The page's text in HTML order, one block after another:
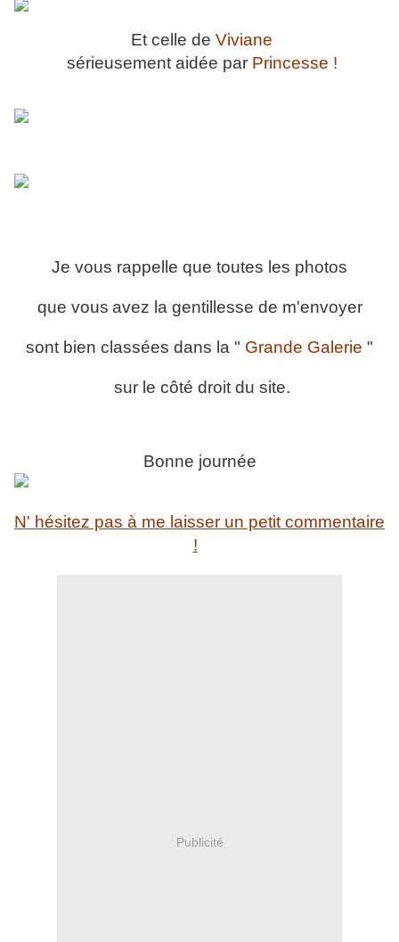
Et celle de Viviane
sérieusement aidée par Princesse !
Je vous rappelle que toutes les photos
que vous avez la gentillesse de m'envoyer
sont bien classées dans la " Grande Galerie "
sur le côté droit du site.
Bonne journée
N' hésitez pas à me laisser un petit commentaire
!
Publicité